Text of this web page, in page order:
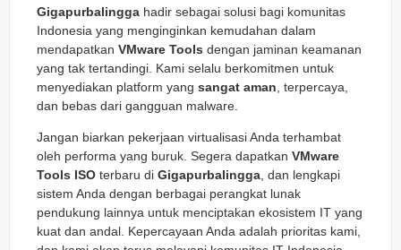
Gigapurbalingga hadir sebagai solusi bagi komunitas
Indonesia yang menginginkan kemudahan dalam
mendapatkan VMware Tools dengan jaminan keamanan
yang tak tertandingi. Kami selalu berkomitmen untuk
menyediakan platform yang sangat aman , terpercaya,
dan bebas dari gangguan malware.
Jangan biarkan pekerjaan virtualisasi Anda terhambat
oleh performa yang buruk. Segera dapatkan VMware
Tools ISO terbaru di Gigapurbalingga , dan lengkapi
sistem Anda dengan berbagai perangkat lunak
pendukung lainnya untuk menciptakan ekosistem IT yang
kuat dan andal. Kepercayaan Anda adalah prioritas kami,